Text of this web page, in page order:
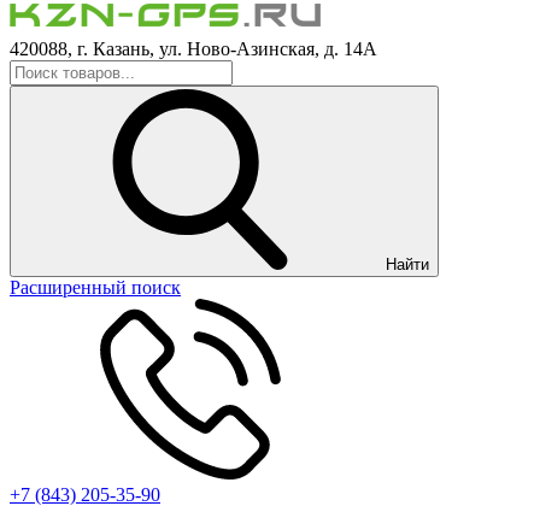
420088, г. Казань, ул. Ново-Азинская, д. 14А
Найти
Расширенный поиск
+7 (843) 205-35-90